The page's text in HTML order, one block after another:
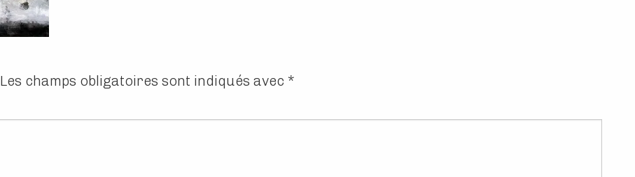
Les champs obligatoires sont indiqués avec *